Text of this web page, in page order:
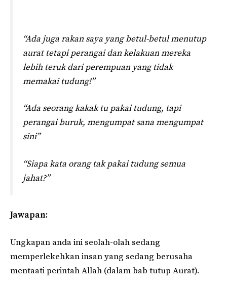
“Ada juga rakan saya yang betul-betul menutup
aurat tetapi perangai dan kelakuan mereka
lebih teruk dari perempuan yang tidak
memakai tudung!”
“Ada seorang kakak tu pakai tudung, tapi
perangai buruk, mengumpat sana mengumpat
sini”
“Siapa kata orang tak pakai tudung semua
jahat?”
Jawapan:
Ungkapan anda ini seolah-olah sedang
memperlekehkan insan yang sedang berusaha
mentaati perintah Allah (dalam bab tutup Aurat).